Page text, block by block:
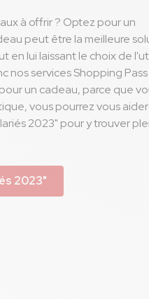
à offrir ? Optez pour un
peut être la meilleure
en lui laissant le choix de
nos services Shopping
un cadeau, parce que
vous pourrez vous
2023" pour y trouver
2023"